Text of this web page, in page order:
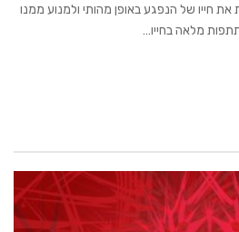
חייו של הנפגע באופן מהותי ולמנוע ממנו
מלאה בחייו…